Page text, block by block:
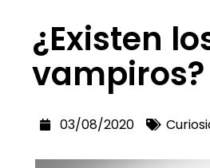
¿Existen
vampiros?
03/08/2020